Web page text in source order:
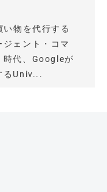
い物を代行する
ジェント・コマ
時代、Googleが
るUniv...